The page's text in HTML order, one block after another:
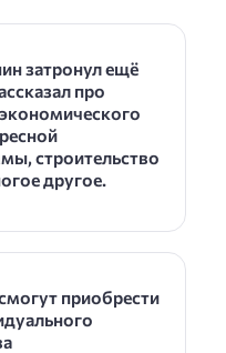
затронул ещё
про
строительство
другое.
приобрести